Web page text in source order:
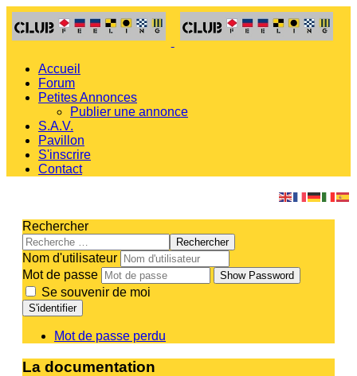
Accueil
Forum
Petites Annonces
Publier une annonce
S.A.V.
Pavillon
S'inscrire
Contact
Rechercher
Rechercher
Nom d'utilisateur
Mot de passe
Show Password
Se souvenir de moi
S'identifier
Mot de passe perdu
La documentation